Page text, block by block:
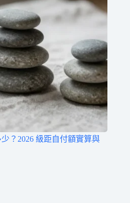
？2026 級距自付額實算與